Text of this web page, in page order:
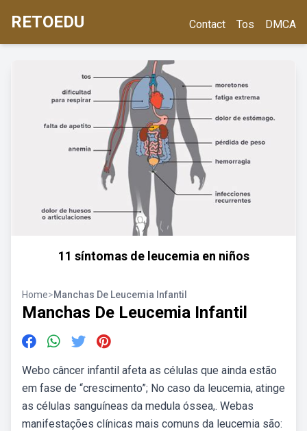
RETOEDU Contact Tos DMCA
11 síntomas de leucemia en niños
Home>Manchas De Leucemia Infantil
Manchas De Leucemia Infantil
Webo câncer infantil afeta as células que ainda estão
em fase de “crescimento”; No caso da leucemia, atinge
as células sanguíneas da medula óssea,. Webas
manifestações clínicas mais comuns da leucemia são: